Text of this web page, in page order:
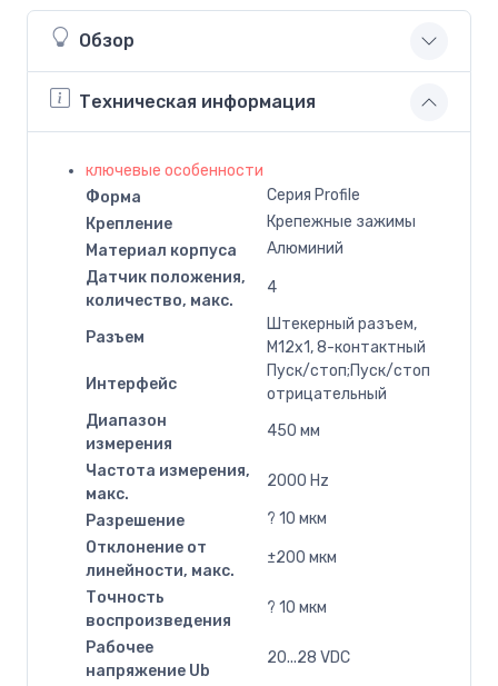
Обзор
Техническая информация
ключевые особенности
Форма
Серия Profile
Крепление
Крепежные зажимы
Материал корпуса
Алюминий
Датчик положения,
количество, макс.
4
Разъем
Штекерный разъем,
M12x1, 8-контактный
Интерфейс
Пуск/стоп;Пуск/стоп
отрицательный
Диапазон
измерения
450 мм
Частота измерения,
макс.
2000 Hz
Разрешение
? 10 мкм
Отклонение от
линейности, макс.
±200 мкм
Точность
воспроизведения
? 10 мкм
Рабочее
напряжение Ub
20...28 VDC